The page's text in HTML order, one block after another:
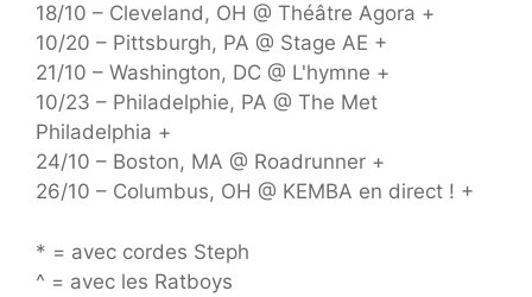
18/10 – Cleveland, OH @ Théâtre Agora +
10/20 – Pittsburgh, PA @ Stage AE +
21/10 – Washington, DC @ L'hymne +
10/23 – Philadelphie, PA @ The Met
Philadelphia +
24/10 – Boston, MA @ Roadrunner +
26/10 – Columbus, OH @ KEMBA en direct ! +
* = avec cordes Steph
^ = avec les Ratboys